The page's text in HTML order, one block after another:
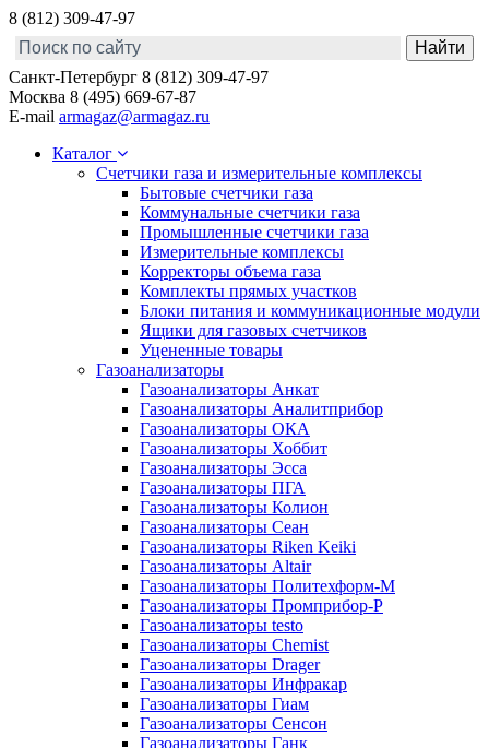
8 (812) 309-47-97
Санкт-Петербург 8 (812) 309-47-97
Москва 8 (495) 669-67-87
E-mail armagaz@armagaz.ru
Каталог
Счетчики газа и измерительные комплексы
Бытовые счетчики газа
Коммунальные счетчики газа
Промышленные счетчики газа
Измерительные комплексы
Корректоры объема газа
Комплекты прямых участков
Блоки питания и коммуникационные модули
Ящики для газовых счетчиков
Уцененные товары
Газоанализаторы
Газоанализаторы Анкат
Газоанализаторы Аналитприбор
Газоанализаторы ОКА
Газоанализаторы Хоббит
Газоанализаторы Эсса
Газоанализаторы ПГА
Газоанализаторы Колион
Газоанализаторы Сеан
Газоанализаторы Riken Keiki
Газоанализаторы Altair
Газоанализаторы Политехформ-М
Газоанализаторы Промприбор-Р
Газоанализаторы testo
Газоанализаторы Chemist
Газоанализаторы Drager
Газоанализаторы Инфракар
Газоанализаторы Гиам
Газоанализаторы Сенсон
Газоанализаторы Ганк